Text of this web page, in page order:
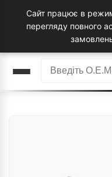
Сайт працює в
перегляду повного